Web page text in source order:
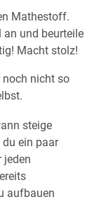
Mathestoff.
und beurteile
Macht stolz!
noch nicht so
steige
ein paar
jeden
aufbauen